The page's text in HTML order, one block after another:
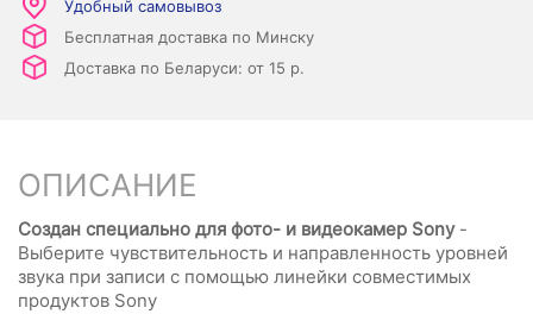
Удобный самовывоз
Бесплатная доставка по Минску
Доставка по Беларуси: от 15 р.
ОПИСАНИЕ
Создан специально для фото- и видеокамер Sony-
Выберите чувствительность и направленность уровней
звука при записи с помощью линейки совместимых
продуктов Sony